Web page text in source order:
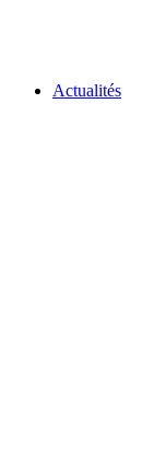
Actualités